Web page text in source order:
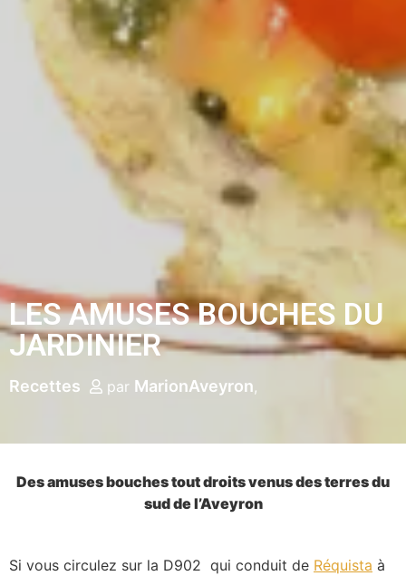
LES AMUSES BOUCHES DU
JARDINIER
Recettes par MarionAveyron
Des amuses bouches tout droits venus des terres du
sud de l’Aveyron
Si vous circulez sur la D902 qui conduit de Réquista à